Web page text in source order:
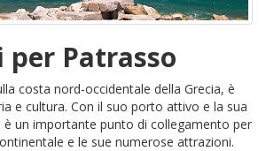
Patrasso
costa nord-occidentale della Grecia, è
e cultura. Con il suo porto attivo e la sua
un importante punto di collegamento per
e le sue numerose attrazioni.